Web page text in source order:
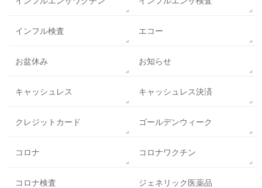
インフル検査 エコー
お盆休み お知らせ
キャッシュレス キャッシュレス決済
クレジットカード ゴールデンウィーク
コロナ コロナワクチン
コロナ検査 ジェネリック医薬品